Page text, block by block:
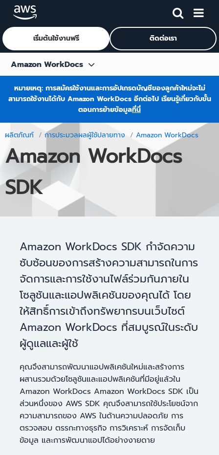
ข้ามไปที่เนื้อหาหลัก
เริ่มต้นใช้งานฟรี ติดต่อเรา
Amazon WorkDocs
ภาพรวม
คุณสมบัติ
SDK
ทรัพยากร
คำถามที่พบบ่อย
หมายเหตุ: การสมัครใช้งานและการอัปเกรดบัญชีของลูกค้าใหม่จะไม่
สามารถใช้งานได้กับ Amazon WorkDocs อีกต่อไป เรียนรู้เกี่ยวกับขั้น
ตอนการย้ายข้อมูลที่นี่
ผลิตภัณฑ์ การประมวลผลผู้ใช้ปลายทาง Amazon WorkDocs
Amazon WorkDocs
SDK
Amazon WorkDocs SDK กำจัดความ
ซับซ้อนของการสร้างความสามารถในการ
จัดการและการใช้งานไฟล์ร่วมกันภายใน
โซลูชันและแอปพลิเคชันของคุณได้ โดย
ให้สิทธิ์การเข้าถึงทรัพยากรบนเว็บไซต์
Amazon WorkDocs ที่สมบูรณ์ในระดับ
ผู้ดูแลและผู้ใช้
คุณจึงสามารถพัฒนาแอปพลิเคชันใหม่และสร้างการ
ผสานรวมด้วยโซลูชันและแอปพลิเคชันที่มีอยู่แล้วใน
Amazon WorkDocs Amazon WorkDocs SDK เป็น
ส่วนหนึ่งของ AWS SDK คุณจึงสามารถใช้ประโยชน์จาก
ความสามารถของ AWS ในด้านความปลอดภัย การ
ตรวจสอบ ตรรกะทางธุรกิจ การวิเคราะห์ การจัดเก็บ
ข้อมูล และการพัฒนาแอปได้อย่างงายดาย